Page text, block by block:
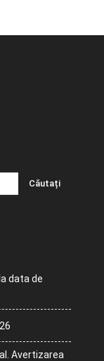
data de
Avertizarea